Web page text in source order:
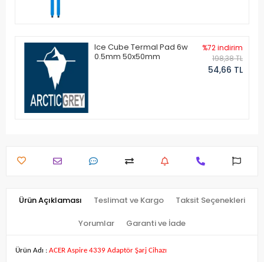
Ice Cube Termal Pad 6w
0.5mm 50x50mm
%72 indirim
198,38 TL
54,66 TL
Ürün Açıklaması Teslimat ve Kargo Taksit Seçenekleri
Yorumlar Garanti ve İade
Ürün Adı : ACER Aspire 4339 Adaptör Şarj Cihazı